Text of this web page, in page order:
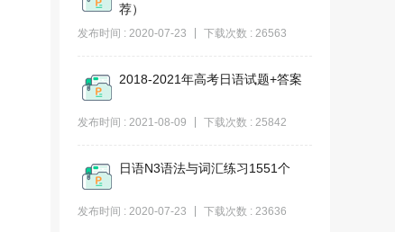
荐）
发布时间 : 2020-07-23 下载次数 : 26563
2018-2021年高考日语试题+答案
发布时间 : 2021-08-09 下载次数 : 25842
日语N3语法与词汇练习1551个
发布时间 : 2020-07-23 下载次数 : 23636